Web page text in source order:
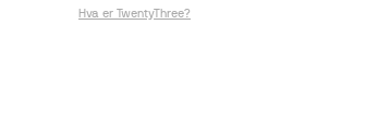
Hva er TwentyThree?